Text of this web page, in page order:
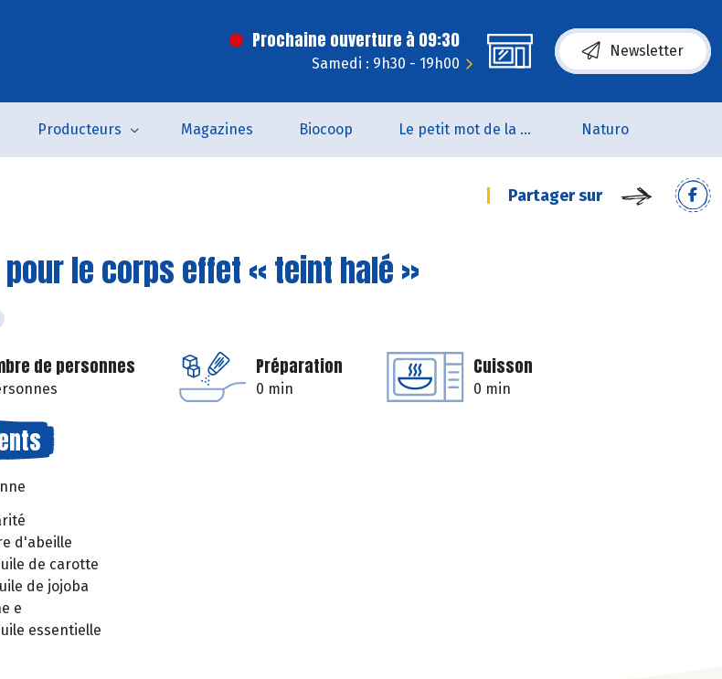
Prochaine ouverture à 09:30
Samedi : 9h30 - 19h00
Newsletter
Producteurs Magazines Biocoop Le petit mot de la naturo Naturo
Partager sur
pour le corps effet « teint halé »
de personnes Préparation
0 min
Cuisson
0 min
d'abeille
de carotte
de jojoba
e
essentielle